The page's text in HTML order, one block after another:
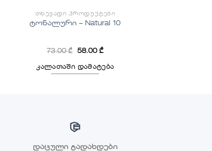
ᲗᲮᲔᲕᲐᲓᲘ ᲞᲠᲝᲓᲣᲥᲢᲔᲑᲘ
ტონალური – Natural 10
73.00₾ 58.00₾
კალათაში დამატება
დაცული გადახდები